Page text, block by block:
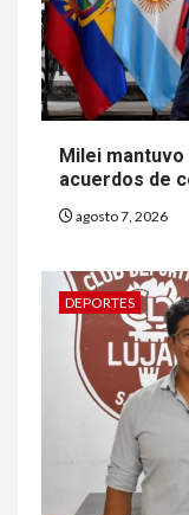
Milei
acuerdos de
agosto 7, 2026
DEPORTES